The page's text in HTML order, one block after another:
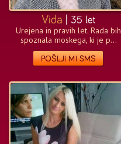
Urejena in pravih let. Rada bih
spoznala moskega, ki je p...